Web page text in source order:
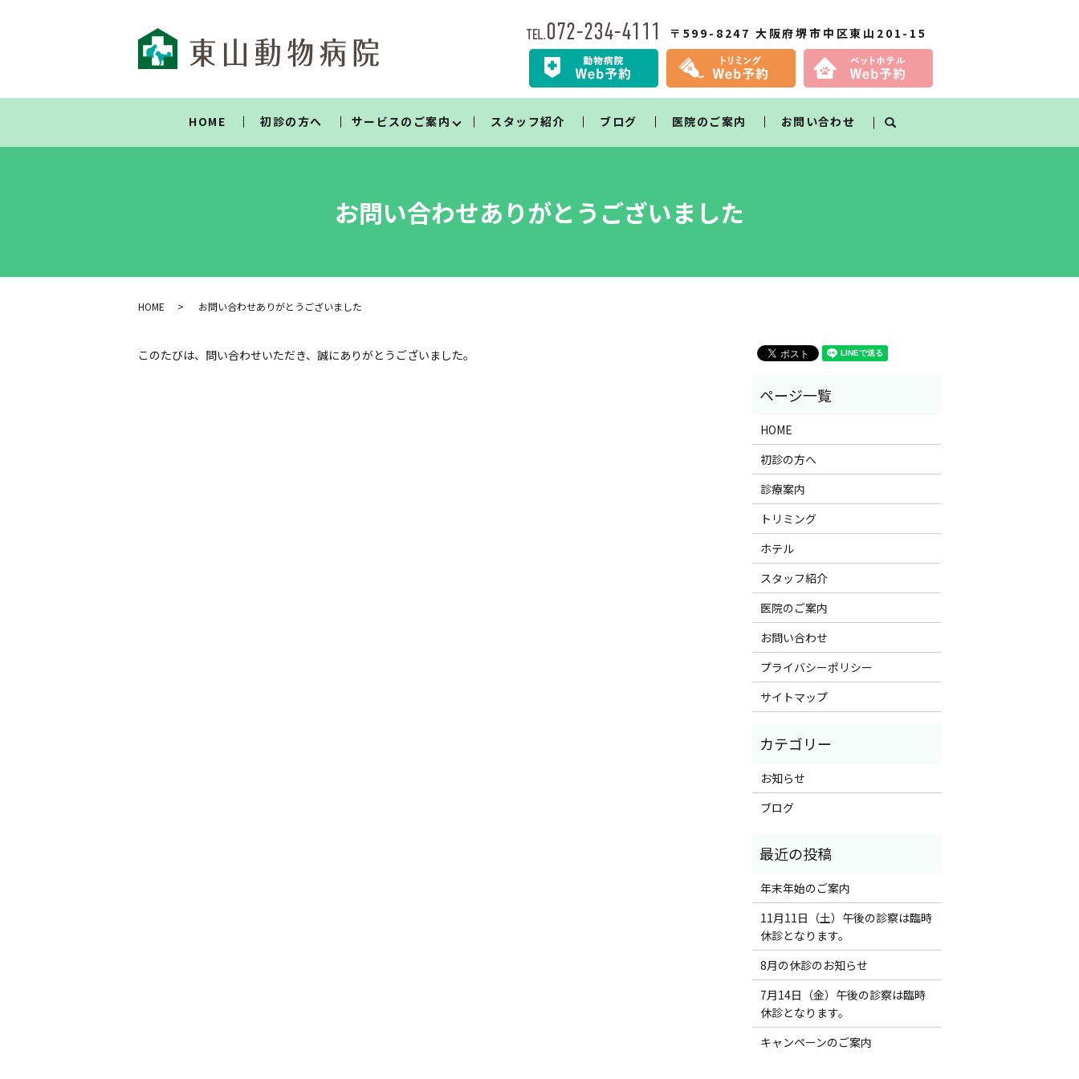
〒599-8247 大阪府堺市中区東山201-15
HOME 初診の方へ サービスのご案内 スタッフ紹介 ブログ 医院のご案内 お問い合わせ search
お問い合わせありがとうございました
HOME お問い合わせありがとうございました
このたびは、問い合わせいただき、誠にありがとうございました。
HOME
初診の方へ
診療案内
トリミング
ホテル
スタッフ紹介
医院のご案内
お問い合わせ
プライバシーポリシー
サイトマップ
お知らせ
ブログ
年末年始のご案内
11月11日（土）午後の診察は臨時
休診となります。
8月の休診のお知らせ
7月14日（金）午後の診察は臨時
休診となります。
キャンペーンのご案内